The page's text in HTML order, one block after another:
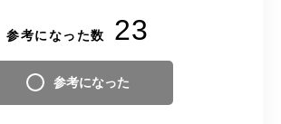
参考になった数 23
参考になった